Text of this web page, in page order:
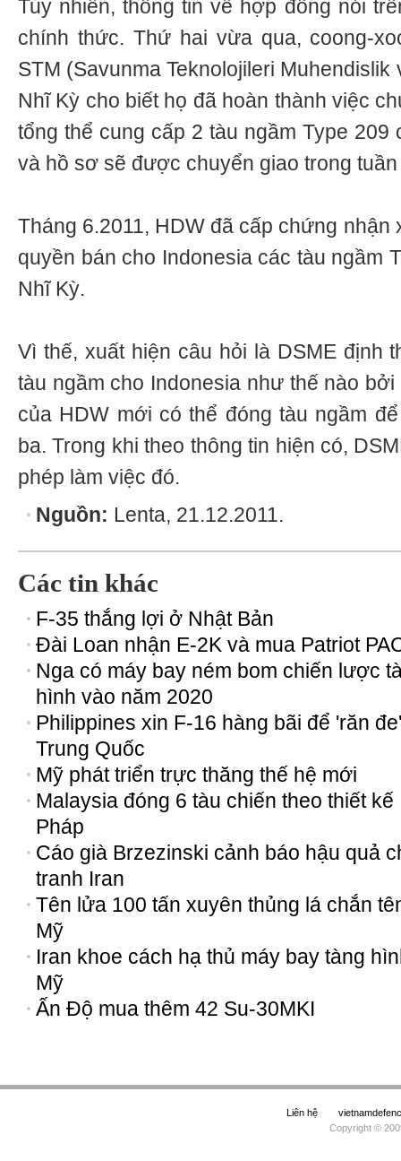
Tuy nhiên, thông tin về hợp đồng nói
chính thức. Thứ hai vừa qua, coong-
STM (Savunma Teknolojileri Muhendislik
Nhĩ Kỳ cho biết họ đã hoàn thành việc
tổng thể cung cấp 2 tàu ngầm Type 209
và hồ sơ sẽ được chuyển giao trong tuần
Tháng 6.2011, HDW đã cấp chứng nhận
quyền bán cho Indonesia các tàu ngầm
Nhĩ Kỳ.
Vì thế, xuất hiện câu hỏi là DSME định
tàu ngầm cho Indonesia như thế nào
của HDW mới có thể đóng tàu ngầm
ba. Trong khi theo thông tin hiện có,
phép làm việc đó.
Nguồn: Lenta, 21.12.2011.
Các tin khác
F-35 thắng lợi ở Nhật Bản
Đài Loan nhận E-2K và mua Patriot
Nga có máy bay ném bom chiến lược
hình vào năm 2020
Philippines xin F-16 hàng bãi để 'răn đe'
Trung Quốc
Mỹ phát triển trực thăng thế hệ mới
Malaysia đóng 6 tàu chiến theo thiết kế
Pháp
Cáo già Brzezinski cảnh báo hậu quả
tranh Iran
Tên lửa 100 tấn xuyên thủng lá chắn
Mỹ
Iran khoe cách hạ thủ máy bay tàng
Mỹ
Ấn Độ mua thêm 42 Su-30MKI
Liên hệ
Copyright ©